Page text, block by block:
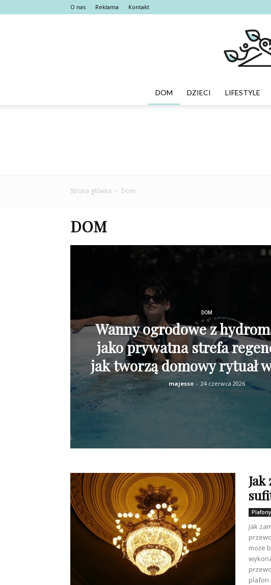
O nas Reklama Kontakt
DOM DZIECI LIFESTYLE
Strona główna Dom
DOM
DOM
Wanny ogrodowe z
jako prywatna strefa
jak tworzą domowy rytuał
majesso - 24 czerwca 2026
Jak
może
plafon